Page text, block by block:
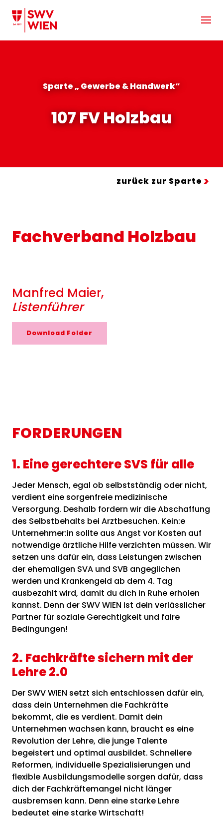
Zum Hauptinhalt springen
Sparte „ Gewerbe & Handwerk“
107 FV Holzbau
zurück zur Sparte
Fachverband Holzbau
Manfred Maier,
Listenführer
Download Folder
FORDERUNGEN
1. Eine gerechtere SVS für alle
Jeder Mensch, egal ob selbstständig oder nicht,
verdient eine sorgenfreie medizinische
Versorgung. Deshalb fordern wir die Abschaffung
des Selbstbehalts bei Arztbesuchen. Kein:e
Unternehmer:in sollte aus Angst vor Kosten auf
notwendige ärztliche Hilfe verzichten müssen. Wir
setzen uns dafür ein, dass Leistungen zwischen
der ehemaligen SVA und SVB angeglichen
werden und Krankengeld ab dem 4. Tag
ausbezahlt wird, damit du dich in Ruhe erholen
kannst. Denn der SWV WIEN ist dein verlässlicher
Partner für soziale Gerechtigkeit und faire
Bedingungen!
2. Fachkräfte sichern mit der
Lehre 2.0
Der SWV WIEN setzt sich entschlossen dafür ein,
dass dein Unternehmen die Fachkräfte
bekommt, die es verdient. Damit dein
Unternehmen wachsen kann, braucht es eine
Revolution der Lehre, die junge Talente
begeistert und optimal ausbildet. Schnellere
Reformen, individuelle Spezialisierungen und
flexible Ausbildungsmodelle sorgen dafür, dass
dich der Fachkräftemangel nicht länger
ausbremsen kann. Denn eine starke Lehre
bedeutet eine starke Wirtschaft!